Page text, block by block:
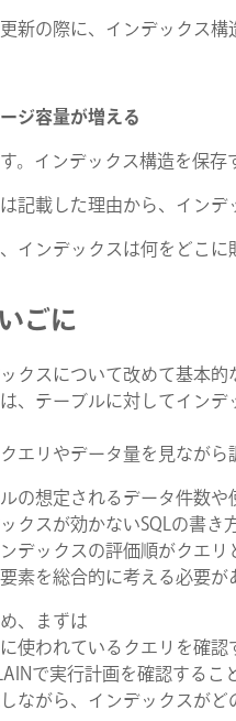
新の際に、インデックス構
ジ容量が増える
。インデックス構造を保存
記載した理由から、インデ
インデックスは何をどこに
ごに
クスについて改めて基本的
、テーブルに対してイン
エリやデータ量を見ながら
の想定されるデータ件数や
クスが効かないSQLの書き
デックスの評価順がクエリ
素を総合的に考える必要が
、まずは
に使われているクエリを確認
で実行計画を確認するこ
ながら、インデックスが